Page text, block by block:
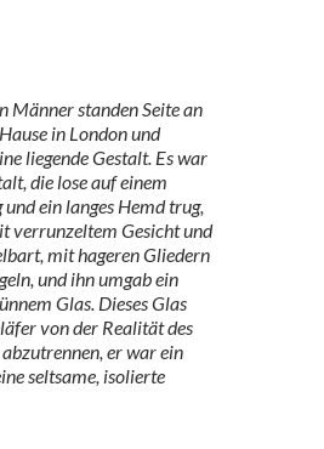
Männer standen Seite an
in London und
liegende Gestalt. Es war
die lose auf einem
ein langes Hemd trug,
verrunzeltem Gesicht und
mit hageren Gliedern
und ihn umgab ein
Glas. Dieses Glas
von der Realität des
er war ein
seltsame, isolierte